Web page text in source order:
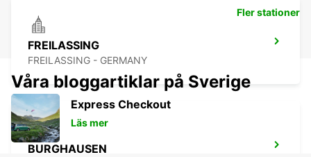
FREILASSING
FREILASSING - GERMANY
BURGHAUSEN
Fler stationer
Våra bloggartiklar på Sverige
Express Checkout
Läs mer